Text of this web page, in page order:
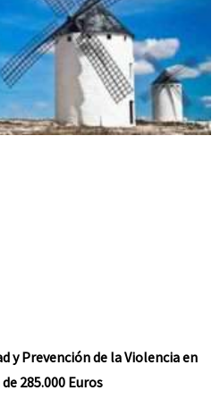
y Prevención de la Violencia en
285.000 Euros